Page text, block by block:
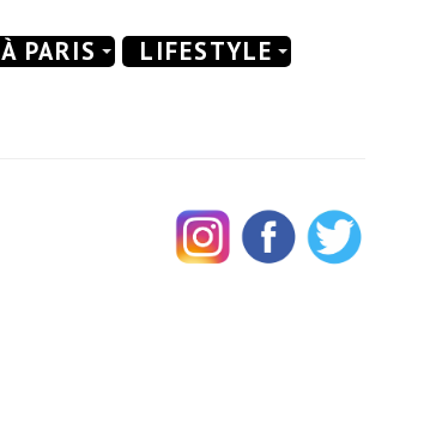
PARIS
LIFESTYLE